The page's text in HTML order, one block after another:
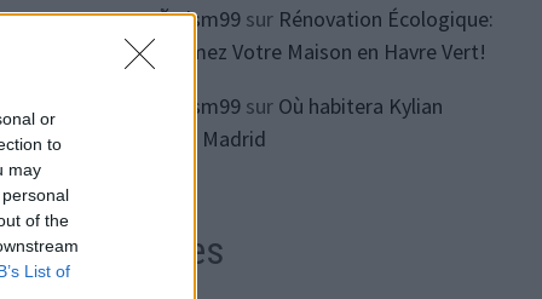
or
to
may
of the
List of
ทางเข้า lsm99sur Rénovation Écologique:
Transformez Votre Maison en Havre Vert!
ทางเข้า lsm99sur Où habitera Kylian
Mbappe à Madrid
Archives